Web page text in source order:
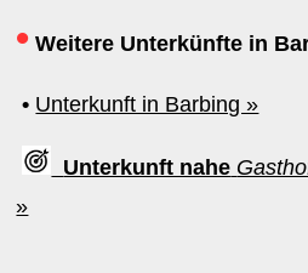
• Weitere Unterkünfte in
• Unterkunft in Barbing »
Unterkunft nahe
»